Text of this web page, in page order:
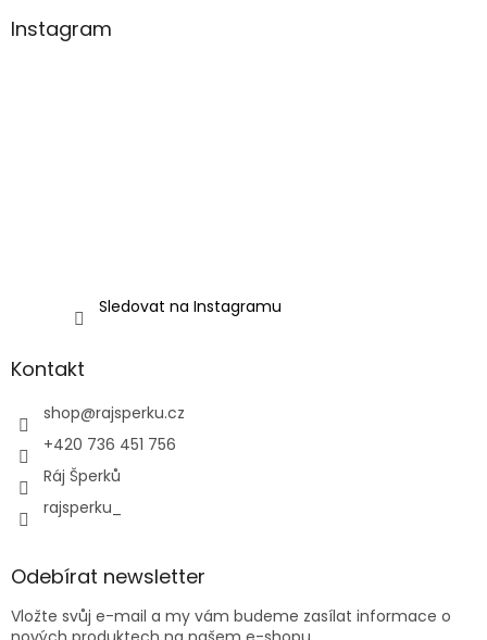
Instagram
Sledovat na Instagramu
Kontakt
shop@rajsperku.cz
+420 736 451 756
Ráj Šperků
rajsperku_
Odebírat newsletter
Vložte svůj e-mail a my vám budeme zasílat informace o